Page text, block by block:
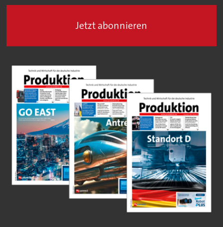
Jetzt abonnieren